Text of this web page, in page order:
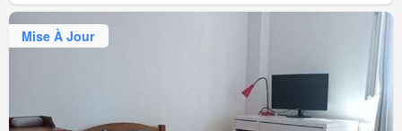
Mise À Jour